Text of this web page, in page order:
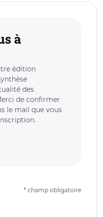
à
édition
des
de confirmer
le mail que vous
* champ obligatoire